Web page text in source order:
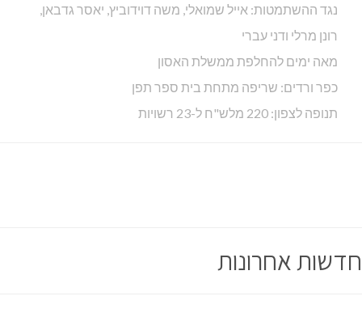
נגד ההשתמטות: אייל שמואלי, משה דוידוביץ, יאסר גדבאן,
רונן מרלי ודני עברי
מאה ימים להחלפת ממשלת האסון
כפר ורדים: שריפה מתחת בית ספר תפן
תנופה לצפון: 220 מלש"ח ל-23 רשויות
חדשות אחרונות